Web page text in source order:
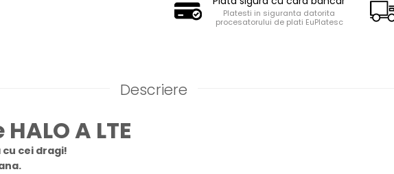
Platesti in siguranta datorita
procesatorului de plati EuPlatesc
Descriere
A LTE
cei dragi!